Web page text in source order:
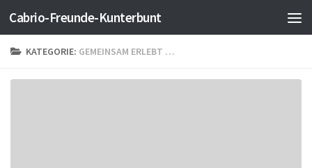
Zum Inhalt springen
Cabrio-Freunde-Kunterbunt
KATEGORIE: GEMEINSAM ERLEBT …